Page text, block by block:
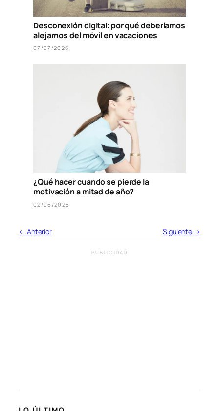
Desconexión digital: por qué deberíamos
alejarnos del móvil en vacaciones
07/07/2026
¿Qué hacer cuando se pierde la
motivación a mitad de año?
02/06/2026
← Anterior Siguiente →
PUBLICIDAD